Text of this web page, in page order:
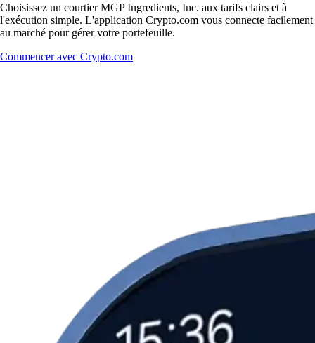
Choisissez un courtier MGP Ingredients, Inc. aux tarifs clairs et à
l'exécution simple. L'application Crypto.com vous connecte facilement
au marché pour gérer votre portefeuille.
Commencer avec Crypto.com